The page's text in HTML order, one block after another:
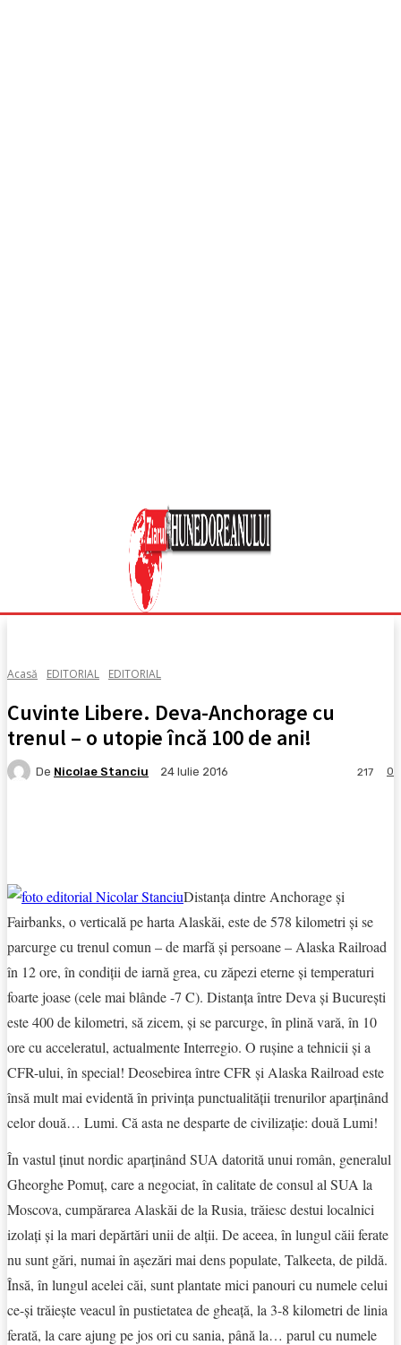
Acasă EDITORIAL EDITORIAL
Cuvinte Libere. Deva-Anchorage cu
trenul – o utopie încă 100 de ani!
De Nicolae Stanciu 24 Iulie 2016 0
217
Distanța dintre Anchorage și
Fairbanks, o verticală pe harta Alaskăi, este de 578 kilometri și se
parcurge cu trenul comun – de marfă și persoane – Alaska Railroad
în 12 ore, în condiții de iarnă grea, cu zăpezi eterne și temperaturi
foarte joase (cele mai blânde -7 C). Distanța între Deva și București
este 400 de kilometri, să zicem, și se parcurge, în plină vară, în 10
ore cu acceleratul, actualmente Interregio. O rușine a tehnicii și a
CFR-ului, în special! Deosebirea între CFR și Alaska Railroad este
însă mult mai evidentă în privința punctualității trenurilor aparținând
celor două… Lumi. Că asta ne desparte de civilizație: două Lumi!
În vastul ținut nordic aparținând SUA datorită unui român, generalul
Gheorghe Pomuț, care a negociat, în calitate de consul al SUA la
Moscova, cumpărarea Alaskăi de la Rusia, trăiesc destui localnici
izolați și la mari depărtări unii de alții. De aceea, în lungul căii ferate
nu sunt gări, numai în așezări mai dens populate, Talkeeta, de pildă.
Însă, în lungul acelei căi, sunt plantate mici panouri cu numele celui
ce-și trăiește veacul în pustietatea de gheață, la 3-8 kilometri de linia
ferată, la care ajung pe jos ori cu sania, până la… parul cu numele